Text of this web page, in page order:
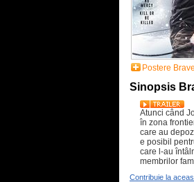
Postere
Sinopsis
Atunci când
în zona
care au
e posibil
care l-au
membrilor
Contribuie la